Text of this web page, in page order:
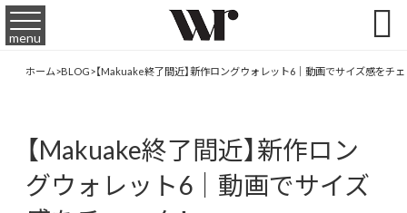
menu 
ホーム>BLOG>【Makuake終了間近】新作ロングウォレット6｜動画でサイズ感をチェ
【Makuake終了間近】新作ロン
グウォレット6｜動画でサイズ